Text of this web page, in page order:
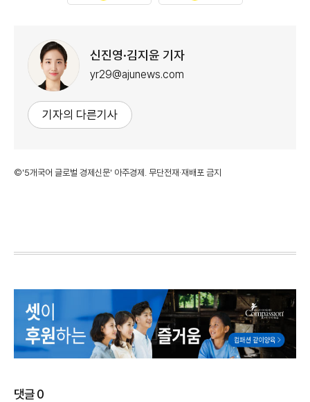
신진영·김지윤 기자
yr29@ajunews.com
기자의 다른기사
©'5개국어 글로벌 경제신문' 아주경제. 무단전재·재배포 금지
댓글0